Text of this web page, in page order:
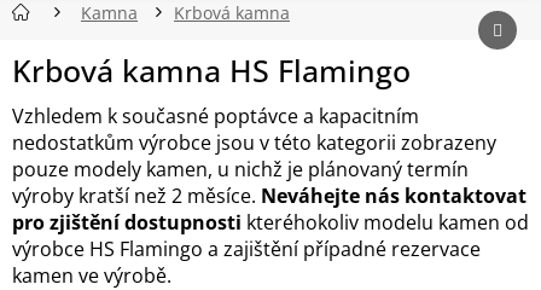
Kamna Krbová kamna
Krbová kamna HS Flamingo
Vzhledem k současné poptávce a kapacitním
nedostatkům výrobce jsou v této kategorii zobrazeny
pouze modely kamen, u nichž je plánovaný termín
výroby kratší než 2 měsíce. Neváhejte nás kontaktovat
pro zjištění dostupnosti kteréhokoliv modelu kamen od
výrobce HS Flamingo a zajištění případné rezervace
kamen ve výrobě.